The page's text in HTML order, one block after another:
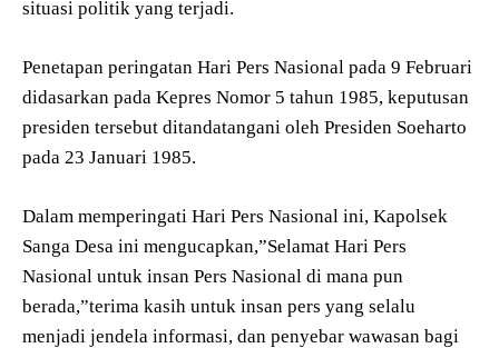
situasi politik yang terjadi.
Penetapan peringatan Hari Pers Nasional pada 9 Februari
didasarkan pada Kepres Nomor 5 tahun 1985, keputusan
presiden tersebut ditandatangani oleh Presiden Soeharto
pada 23 Januari 1985.
Dalam memperingati Hari Pers Nasional ini, Kapolsek
Sanga Desa ini mengucapkan,”Selamat Hari Pers
Nasional untuk insan Pers Nasional di mana pun
berada,”terima kasih untuk insan pers yang selalu
menjadi jendela informasi, dan penyebar wawasan bagi